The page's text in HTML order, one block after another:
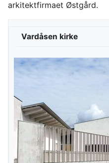
arkitektfirmaet Østgård.
Vardåsen kirke